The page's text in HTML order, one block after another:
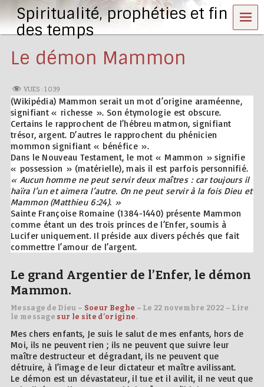
Spiritualité, prophéties et fin
des temps
MEN
U
Le démon Mammon
VUES : 1 039
(Wikipédia) Mammon serait un mot d’origine araméenne,
signifiant « richesse ». Son étymologie est obscure.
Certains le rapprochent de l’hébreu matmon, signifiant
trésor, argent. D’autres le rapprochent du phénicien
mommon signifiant « bénéfice ».
Dans le Nouveau Testament, le mot « Mammon » signifie
« possession » (matérielle), mais il est parfois personnifié.
« Aucun homme ne peut servir deux maîtres : car toujours il
haïra l’un et aimera l’autre. On ne peut servir à la fois Dieu et
Mammon (Matthieu 6:24). »
Sainte Françoise Romaine (1384-1440) présente Mammon
comme étant un des trois princes de l’Enfer, soumis à
Lucifer uniquement. Il préside aux divers péchés que fait
commettre l’amour de l’argent.
Le grand Argentier de l’Enfer, le démon
Mammon.
Message de Dieu – Soeur Beghe – Le 22 novembre 2022 – Lire
le message sur le site d’origine.
Mes chers enfants, Je suis le salut de mes enfants, hors de
Moi, ils ne peuvent rien ; ils ne peuvent que suivre leur
maître destructeur et dégradant, ils ne peuvent que
détruire, à l’image de leur dictateur et maître avilissant.
Le démon est un dévastateur, il tue et il avilit, il ne veut que